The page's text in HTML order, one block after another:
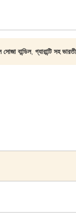
সোজা বান্ডিল, গ্যারান্টি সহ